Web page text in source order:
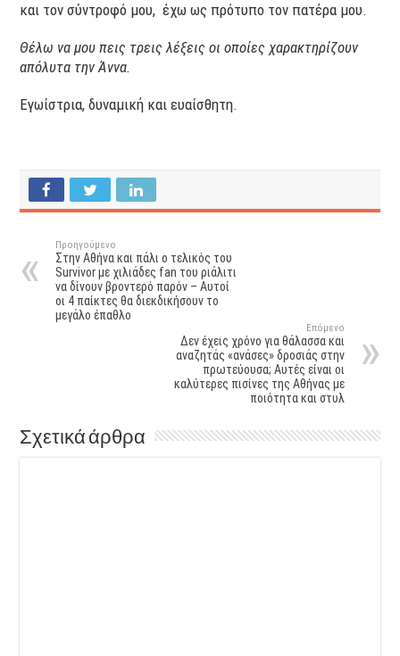
και τον σύντροφό μου, έχω ως πρότυπο τον πατέρα μου.
Θέλω να μου πεις τρεις λέξεις οι οποίες χαρακτηρίζουν
απόλυτα την Άννα.
Εγωίστρια, δυναμική και ευαίσθητη.
Προηγούμενο
Στην Αθήνα και πάλι ο τελικός του
Survivor με χιλιάδες fan του ριάλιτι
να δίνουν βροντερό παρόν – Αυτοί
οι 4 παίκτες θα διεκδικήσουν το
μεγάλο έπαθλο
Επόμενο
Δεν έχεις χρόνο για θάλασσα και
αναζητάς «ανάσες» δροσιάς στην
πρωτεύουσα; Αυτές είναι οι
καλύτερες πισίνες της Αθήνας με
ποιότητα και στυλ
Σχετικά άρθρα